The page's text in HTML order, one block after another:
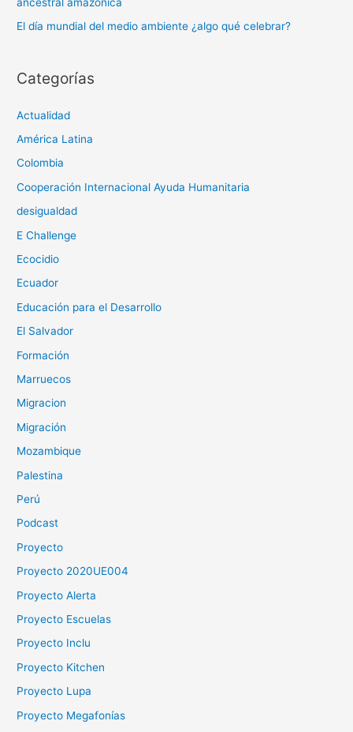
El día mundial del medio ambiente ¿algo qué celebrar?
Categorías
Actualidad
América Latina
Colombia
Cooperación Internacional Ayuda Humanitaria
desigualdad
E Challenge
Ecocidio
Ecuador
Educación para el Desarrollo
El Salvador
Formación
Marruecos
Migracion
Migración
Mozambique
Palestina
Perú
Podcast
Proyecto
Proyecto 2020UE004
Proyecto Alerta
Proyecto Escuelas
Proyecto Inclu
Proyecto Kitchen
Proyecto Lupa
Proyecto Megafonías